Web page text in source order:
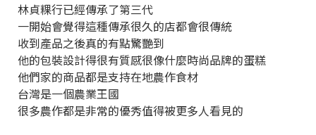
林貞粿行已經傳承了第三代
一開始會覺得這種傳承很久的店都會很傳統
收到產品之後真的有點驚艷到
他的包裝設計得很有質感很像什麼時尚品牌的蛋糕
他們家的商品都是支持在地農作食材
台灣是一個農業王國
很多農作都是非常的優秀值得被更多人看見的